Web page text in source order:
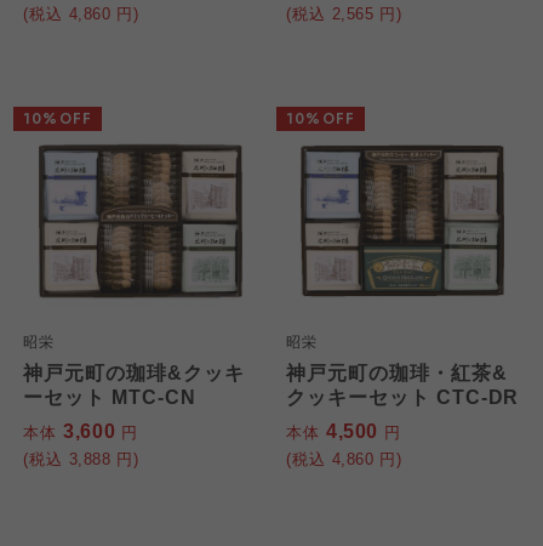
(税込 4,860 円)
(税込 2,565 円)
昭栄
神戸元町の珈琲&クッキ
ーセット MTC-CN
本体 3,600 円
(税込 3,888 円)
10%OFF
昭栄
神戸元町の珈琲・紅茶&
クッキーセット CTC-DR
本体 4,500 円
(税込 4,860 円)
10%OFF